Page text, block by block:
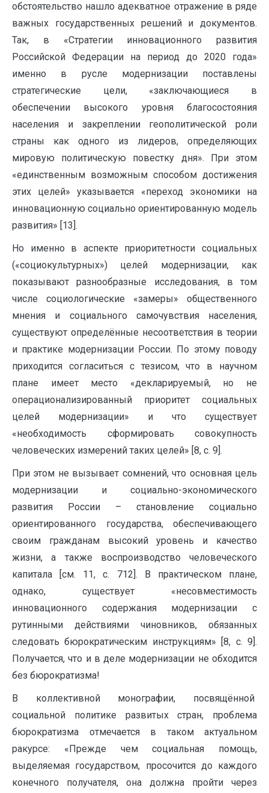
обстоятельство нашло адекватное отражение в ряде
важных государственных решений и документов.
Так, в «Стратегии инновационного развития
Российской Федерации на период до 2020 года»
именно в русле модернизации поставлены
стратегические цели, «заключающиеся в
обеспечении высокого уровня благосостояния
населения и закреплении геополитической роли
страны как одного из лидеров, определяющих
мировую политическую повестку дня». При этом
«единственным возможным способом достижения
этих целей» указывается «переход экономики на
инновационную социально ориентированную модель
развития» [13].
Но именно в аспекте приоритетности социальных
(«социокультурных») целей модернизации, как
показывают разнообразные исследования, в том
числе социологические «замеры» общественного
мнения и социального самочувствия населения,
существуют определённые несоответствия в теории
и практике модернизации России. По этому поводу
приходится согласиться с тезисом, что в научном
плане имеет место «декларируемый, но не
операционализированный приоритет социальных
целей модернизации» и что существует
«необходимость сформировать совокупность
человеческих измерений таких целей» [8, с. 9].
При этом не вызывает сомнений, что основная цель
модернизации и социально-экономического
развития России – становление социально
ориентированного государства, обеспечивающего
своим гражданам высокий уровень и качество
жизни, а также воспроизводство человеческого
капитала [см. 11, с. 712]. В практическом плане,
однако, существует «несовместимость
инновационного содержания модернизации с
рутинными действиями чиновников, обязанных
следовать бюрократическим инструкциям» [8, с. 9].
Получается, что и в деле модернизации не обходится
без бюрократизма!
В коллективной монографии, посвящённой
социальной политике развитых стран, проблема
бюрократизма отмечается в таком актуальном
ракурсе: «Прежде чем социальная помощь,
выделяемая государством, просочится до каждого
конечного получателя, она должна пройти через